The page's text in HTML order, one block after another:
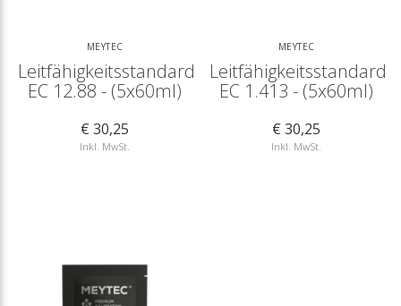
MEYTEC
Leitfähigkeitsstandard
EC 12.88 - (5x60ml)
€ 30,25
Inkl. MwSt.
MEYTEC
Leitfähigkeitsstandard
EC 1.413 - (5x60ml)
€ 30,25
Inkl. MwSt.